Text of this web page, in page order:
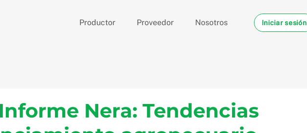
Productor Proveedor Nosotros Iniciar sesión
Nera: Tendencias